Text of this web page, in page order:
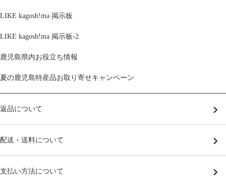
LIKE kagosh!ma 掲示板
LIKE kagosh!ma 掲示板-2
鹿児島県内お役立ち情報
夏の鹿児島特産品お取り寄せキャンペーン
返品について
配送・送料について
支払い方法について